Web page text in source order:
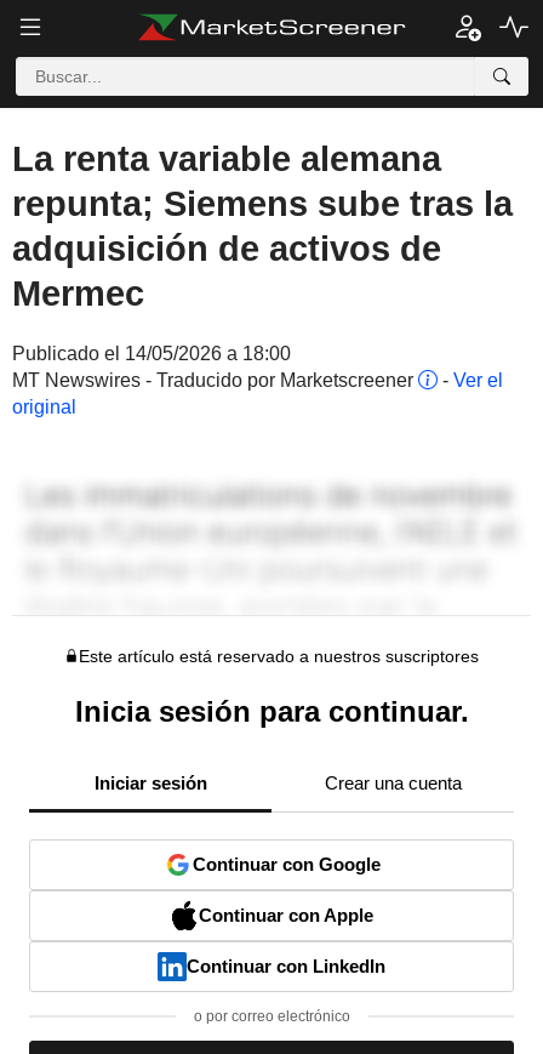
La renta variable alemana
repunta; Siemens sube tras la
adquisición de activos de
Mermec
Publicado el 14/05/2026 a 18:00
MT Newswires - Traducido por Marketscreener
- Ver el
original
Este artículo está reservado a nuestros suscriptores
Inicia sesión para continuar.
Iniciar sesión Crear una cuenta
Continuar con Google
Continuar con Apple
Continuar con LinkedIn
o por correo electrónico